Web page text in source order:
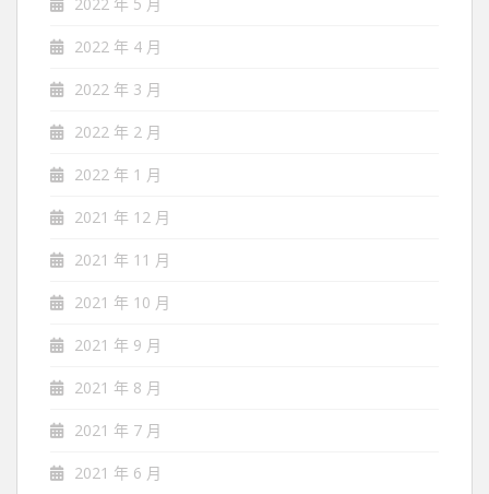
2022 年 4 月
2022 年 3 月
2022 年 2 月
2022 年 1 月
2021 年 12 月
2021 年 11 月
2021 年 10 月
2021 年 9 月
2021 年 8 月
2021 年 7 月
2021 年 6 月